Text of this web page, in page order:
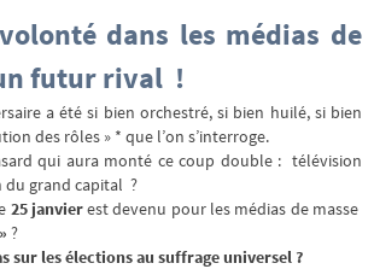
dans les médias de
futur rival !
a été si bien orchestré, si bien huilé, si bien
des rôles » * que l’on s’interroge.
qui aura monté ce coup double : télévision
du grand capital ?
25 janvierest devenu pour les médias de masse
?
sur les élections au suffrage universel ?